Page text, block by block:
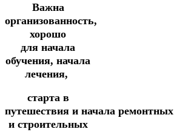
Важна
организованность,
хорошо
для начала
обучения, начала
лечения,
старта в
путешествия и начала ремонтных
и строительных